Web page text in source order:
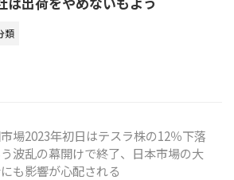
類
場2023年初日はテスラ株の12％下落
波乱の幕開けで終了、日本市場の大
も影響が心配される